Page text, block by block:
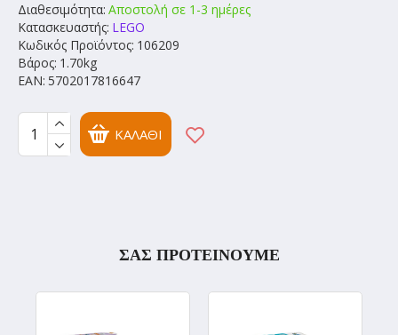
Διαθεσιμότητα: Αποστολή σε 1-3 ημέρες
Κατασκευαστής: LEGO
Κωδικός Προϊόντος: 106209
Βάρος: 1.70kg
EAN: 5702017816647
ΚΑΛΆΘΙ
ΣΑΣ ΠΡΟΤΕΙΝΟΥΜΕ